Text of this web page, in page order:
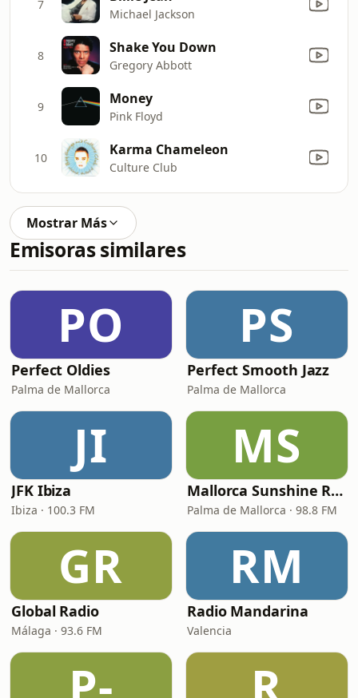
7
Michael Jackson
8 Shake You Down
Gregory Abbott
9 Money
Pink Floyd
10 Karma Chameleon
Culture Club
Mostrar Más
Emisoras similares
PO
Perfect Oldies
Palma de Mallorca
PS
Perfect Smooth Jazz
Palma de Mallorca
JI
JFK Ibiza
Ibiza · 100.3 FM
MS
Mallorca Sunshine Radio
Palma de Mallorca · 98.8 FM
GR
Global Radio
Málaga · 93.6 FM
RM
Radio Mandarina
Valencia